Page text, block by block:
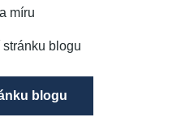
míru
blogu
blogu